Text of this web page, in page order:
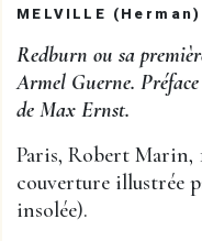
MELVILLE (Herman)
Redburn ou sa
Armel Guerne.
de Max Ernst.
Paris, Robert Marin,
couverture illustrée
insolée).